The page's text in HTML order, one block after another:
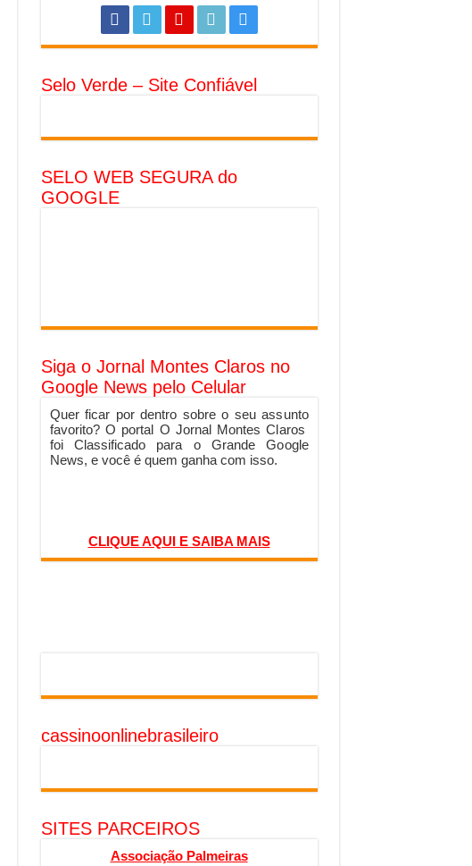
Selo Verde – Site Confiável
SELO WEB SEGURA do
GOOGLE
Siga o Jornal Montes Claros no
Google News pelo Celular
Quer ficar por dentro sobre o seu assunto
favorito? O portal O Jornal Montes Claros
foi Classificado para o Grande Google
News, e você é quem ganha com isso.
CLIQUE AQUI E SAIBA MAIS
cassinoonlinebrasileiro
SITES PARCEIROS
Associação Palmeiras